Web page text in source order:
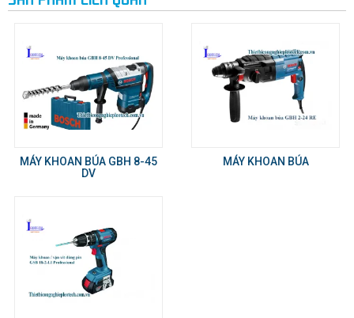
MÁY KHOAN BÚA GBH 8-45
DV
MÁY KHOAN BÚA